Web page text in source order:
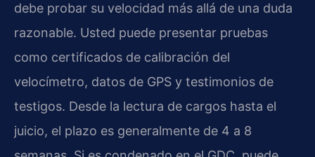
debe probar su velocidad más allá de una duda
razonable. Usted puede presentar pruebas
como certificados de calibración del
velocímetro, datos de GPS y testimonios de
testigos. Desde la lectura de cargos hasta el
juicio, el plazo es generalmente de 4 a 8